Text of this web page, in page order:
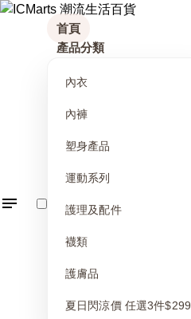
首頁
產品分類
內衣
內褲
塑身產品
運動系列
護理及配件
襪類
護膚品
夏日閃涼價 任選3件$299